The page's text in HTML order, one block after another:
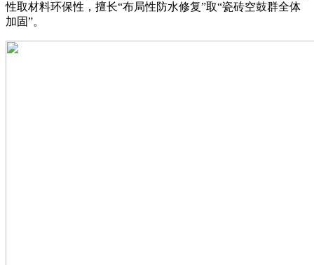
性取材料环保性，擅长“布局性防水修复”取“瓷砖空鼓群全体
加固”。